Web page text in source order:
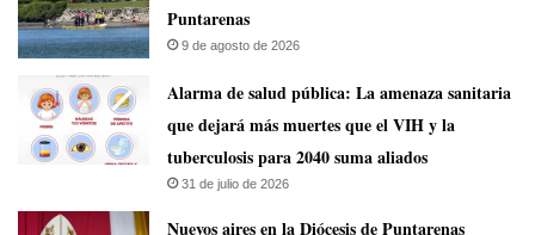
Puntarenas
9 de agosto de 2026
​Alarma de salud pública: La amenaza sanitaria
que dejará más muertes que el VIH y la
tuberculosis para 2040 suma aliados
31 de julio de 2026
​Nuevos aires en la Diócesis de Puntarenas